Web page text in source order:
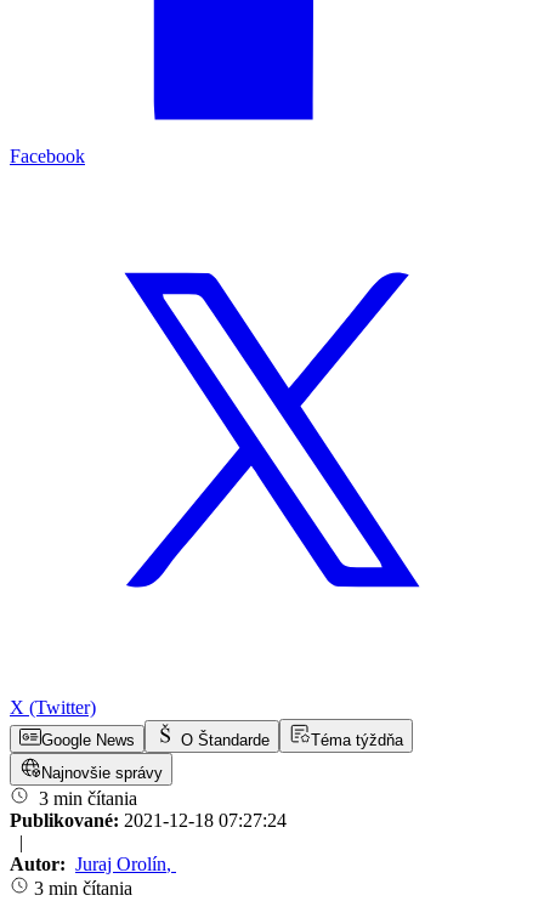
Facebook
X (Twitter)
Google News O Štandarde
Téma týždňa
Najnovšie správy
3 min čítania
Publikované: 2021-12-18 07:27:24
|
Autor: Juraj Orolín,
3 min čítania